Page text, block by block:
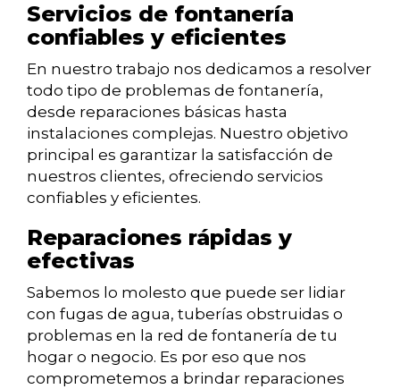
Servicios de fontanería
confiables y eficientes
En nuestro trabajo nos dedicamos a resolver
todo tipo de problemas de fontanería,
desde reparaciones básicas hasta
instalaciones complejas. Nuestro objetivo
principal es garantizar la satisfacción de
nuestros clientes, ofreciendo servicios
confiables y eficientes.
Reparaciones rápidas y
efectivas
Sabemos lo molesto que puede ser lidiar
con fugas de agua, tuberías obstruidas o
problemas en la red de fontanería de tu
hogar o negocio. Es por eso que nos
comprometemos a brindar reparaciones